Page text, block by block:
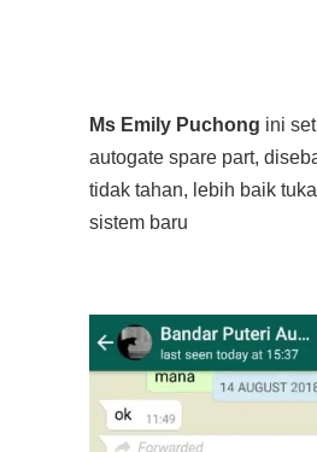
Ms Emily Puchong ini
autogate spare part,
tidak tahan, lebih baik
sistem baru